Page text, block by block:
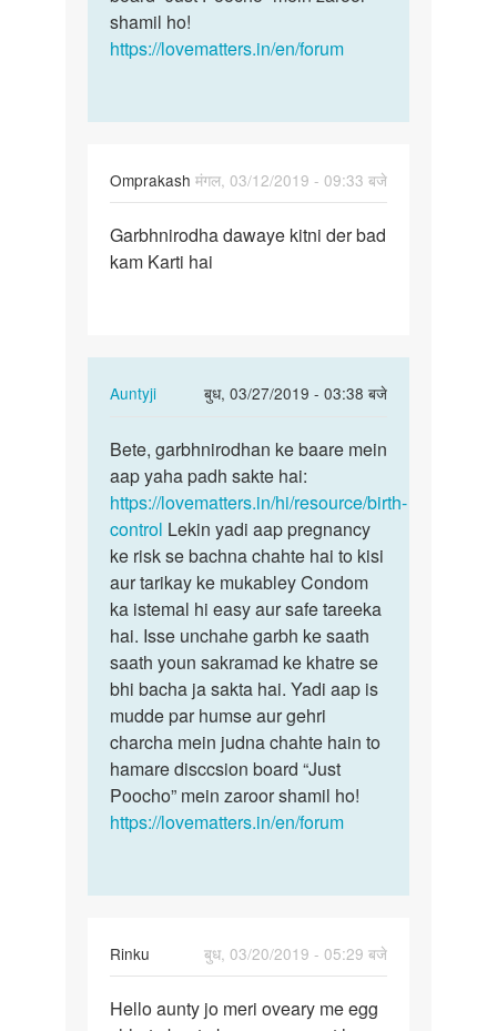
shamil ho!
https://lovematters.in/en/forum
Omprakash मंगल, 03/12/2019 - 09:33 बजे
Garbhnirodha
dawaye
Garbhnirodha dawaye kitni der bad
kam Karti hai
Auntyji
बुध, 03/27/2019 - 03:38 बजे
In
to
Garbhnirodha
dawaye
kitni…
by
Omprakash
Bete,
garbhnirodhan
ke
baare…
Bete, garbhnirodhan ke baare mein
aap yaha padh sakte hai:
https://lovematters.in/hi/resource/birth-
control Lekin yadi aap pregnancy
ke risk se bachna chahte hai to kisi
aur tarikay ke mukabley Condom
ka istemal hi easy aur safe tareeka
hai. Isse unchahe garbh ke saath
saath youn sakramad ke khatre se
bhi bacha ja sakta hai. Yadi aap is
mudde par humse aur gehri
charcha mein judna chahte hain to
hamare disccsion board “Just
Poocho” mein zaroor shamil ho!
https://lovematters.in/en/forum
Rinku
बुध, 03/20/2019 - 05:29 बजे
Hello
Hello aunty jo meri oveary me egg